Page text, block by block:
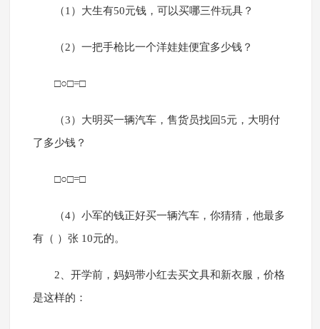
（1）大生有50元钱，可以买哪三件玩具？
（2）一把手枪比一个洋娃娃便宜多少钱？
□○□=□
（3）大明买一辆汽车，售货员找回5元，大明付
了多少钱？
□○□=□
（4）小军的钱正好买一辆汽车，你猜猜，他最多
有（ ）张 10元的。
2、开学前，妈妈带小红去买文具和新衣服，价格
是这样的：